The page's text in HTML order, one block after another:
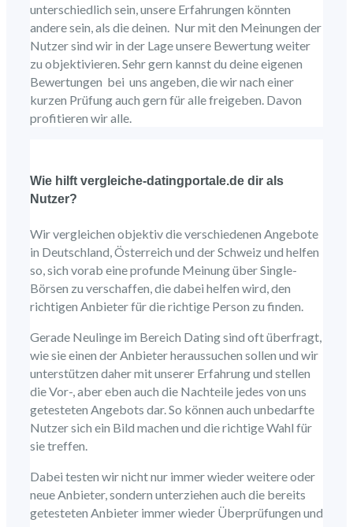
unterschiedlich sein, unsere Erfahrungen könnten
andere sein, als die deinen. Nur mit den Meinungen der
Nutzer sind wir in der Lage unsere Bewertung weiter
zu objektivieren. Sehr gern kannst du deine eigenen
Bewertungen bei uns angeben, die wir nach einer
kurzen Prüfung auch gern für alle freigeben. Davon
profitieren wir alle.
Wie hilft vergleiche-datingportale.de dir als
Nutzer?
Wir vergleichen objektiv die verschiedenen Angebote
in Deutschland, Österreich und der Schweiz und helfen
so, sich vorab eine profunde Meinung über Single-
Börsen zu verschaffen, die dabei helfen wird, den
richtigen Anbieter für die richtige Person zu finden.
Gerade Neulinge im Bereich Dating sind oft überfragt,
wie sie einen der Anbieter heraussuchen sollen und wir
unterstützen daher mit unserer Erfahrung und stellen
die Vor-, aber eben auch die Nachteile jedes von uns
getesteten Angebots dar. So können auch unbedarfte
Nutzer sich ein Bild machen und die richtige Wahl für
sie treffen.
Dabei testen wir nicht nur immer wieder weitere oder
neue Anbieter, sondern unterziehen auch die bereits
getesteten Anbieter immer wieder Überprüfungen und